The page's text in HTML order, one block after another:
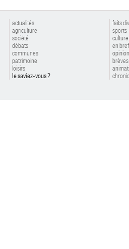
actualités
agriculture
société
débats
communes
patrimoine
loisirs
le saviez-vous ?
faits
sports
culture
en bref
brèves